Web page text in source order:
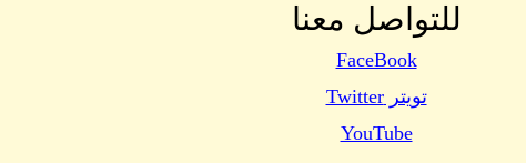
للتواصل معنا
FaceBook
تويتر Twitter
YouTube